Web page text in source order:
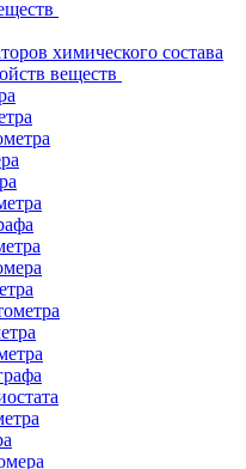
химического состава
веществ